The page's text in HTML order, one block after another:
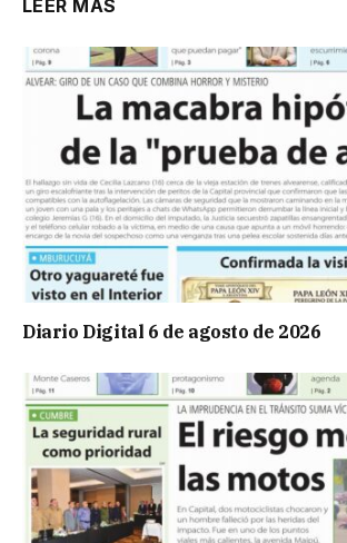
LEER MÁS
Diario Digital 6 de agosto de 2026